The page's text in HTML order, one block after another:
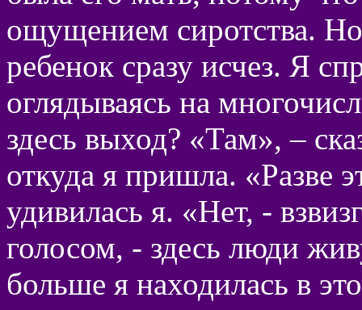
ощущением сиротства.
ребенок сразу исчез. Я
оглядываясь на
здесь выход? «Там», –
откуда я пришла. «Разве
удивилась я. «Нет, -
голосом, - здесь люди
больше я находилась в